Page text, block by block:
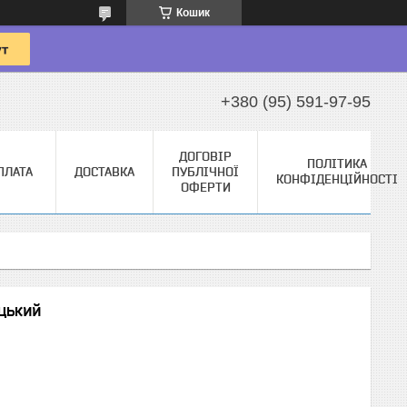
Кошик
+380 (95) 591-97-95
ДОСТАВКА
ДОГОВІР
ПУБЛІЧНОЇ
ОФЕРТИ
ПОЛІТИКА
КОНФІДЕНЦІЙНОСТІ